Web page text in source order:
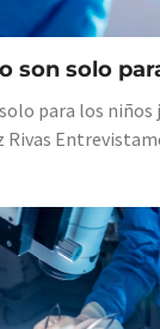
son solo
para los niños
Rivas